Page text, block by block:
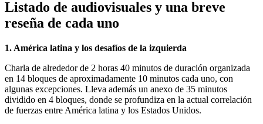
Listado de audiovisuales y una breve
reseña de cada uno
1. América latina y los desafíos de la izquierda
Charla de alrededor de 2 horas 40 minutos de duración organizada
en 14 bloques de aproximadamente 10 minutos cada uno, con
algunas excepciones. Lleva además un anexo de 35 minutos
dividido en 4 bloques, donde se profundiza en la actual correlación
de fuerzas entre América latina y los Estados Unidos.